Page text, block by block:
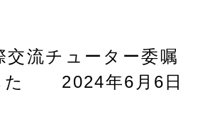
交流チューター委嘱
た 2024年6月6日